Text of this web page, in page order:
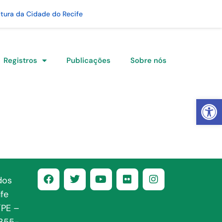
Abrir
da Cidade do Recife
Registros Publicações Sobre nós
–